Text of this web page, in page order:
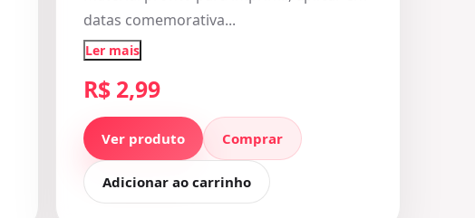
datas comemorativa...
Ler mais
R$ 2,99
Ver produto Comprar
Adicionar ao carrinho